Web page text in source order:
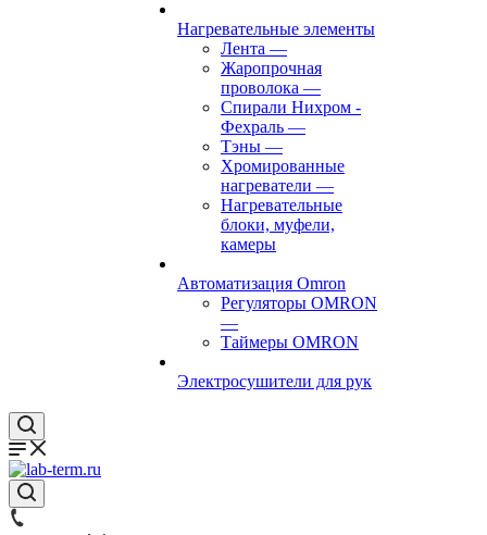
Нагревательные элементы
Лента —
Жаропрочная
проволока —
Спирали Нихром -
Фехраль —
Тэны —
Хромированные
нагреватели —
Нагревательные
блоки, муфели,
камеры
Автоматизация Omron
Регуляторы OMRON
—
Таймеры OMRON
Электросушители для рук